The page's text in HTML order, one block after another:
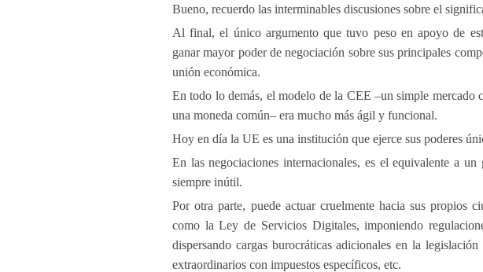
Bueno, recuerdo las interminables discusiones sobre el
Al final, el único argumento que tuvo peso en apoyo de
ganar mayor poder de negociación sobre sus principales
unión económica.
En todo lo demás, el modelo de la CEE –un simple mercado
una moneda común– era mucho más ágil y funcional.
Hoy en día la UE es una institución que ejerce sus poderes
En las negociaciones internacionales, es el equivalente a
siempre inútil.
Por otra parte, puede actuar cruelmente hacia sus propios
como la Ley de Servicios Digitales, imponiendo
dispersando cargas burocráticas adicionales en la
extraordinarios con impuestos específicos, etc.